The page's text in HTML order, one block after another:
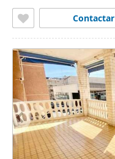
Contactar